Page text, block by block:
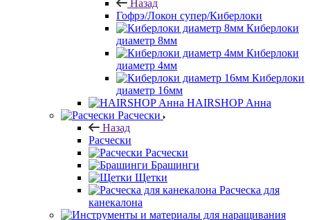
Назад
Гофрэ/Локон супер/Киберлоки
Киберлоки
диаметр 8мм
Киберлоки
диаметр 4мм
Киберлоки
диаметр 16мм
HAIRSHOP Анна
Расчески
Назад
Расчески
Расчески
Брашинги
Щетки
Расческа для
канекалона